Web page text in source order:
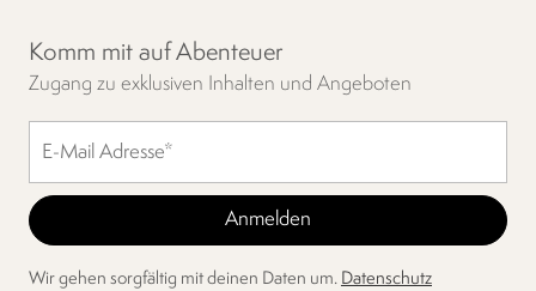
Komm mit auf Abenteuer
Zugang zu exklusiven Inhalten und Angeboten
Wir gehen sorgfältig mit deinen Daten um. Datenschutz